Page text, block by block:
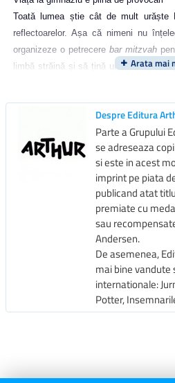
Despre Editura
Parte a Grupului
se adreseaza
si este in acest
imprint pe piata
publicand atat
premiate cu
sau
Andersen.
De asemenea,
mai bine vandute
internationale:
Potter,
Toată lumea știe cât de mult urăște
reflectoarelor. Așa că nimeni nu
organizeze o petrecere bar mitzvah
limbă străină și să țină un discurs în
Brianna se maturizează,scrisă și
bandă desenată recomandată pentru
, care se confruntă cu
presiunea socială, emoțiile puternice și